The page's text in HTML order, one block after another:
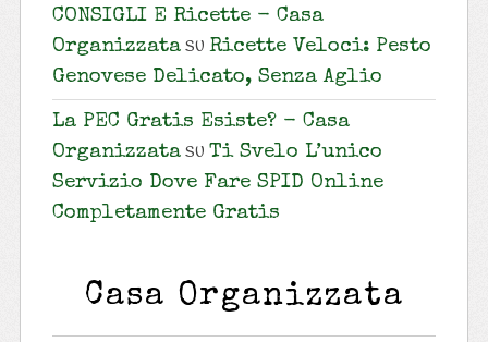
CONSIGLI E Ricette - Casa
Organizzatasu Ricette Veloci: Pesto
Genovese Delicato, Senza Aglio
La PEC Gratis Esiste? - Casa
Organizzatasu Ti Svelo L’unico
Servizio Dove Fare SPID Online
Completamente Gratis
Casa Organizzata